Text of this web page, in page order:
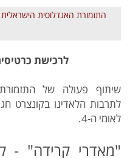
התזמורת האנדלוסית
לרכישת
שיתוף פעולה של
לתרבות הלאדינו בקונצרט
לאומי ה-4.
"מאדרי קרידה" -